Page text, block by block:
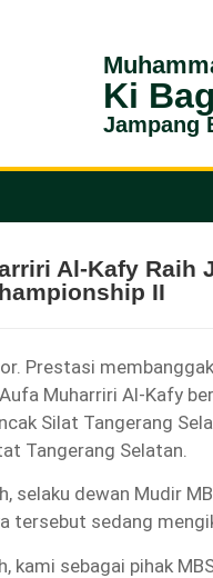
Ki
Jampang
Al-Kafy Raih
II
Prestasi
Muharriri Al-Kafy
Silat Tangerang
Tangerang Selatan.
selaku dewan Mudir
tersebut sedang
kami sebagai pihak